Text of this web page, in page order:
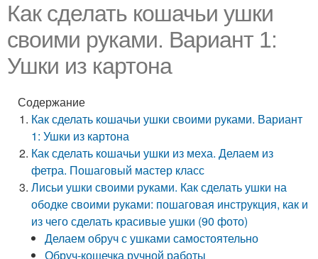
Как сделать кошачьи ушки
своими руками. Вариант 1:
Ушки из картона
Содержание
Как сделать кошачьи ушки своими руками. Вариант
1: Ушки из картона
Как сделать кошачьи ушки из меха. Делаем из
фетра. Пошаговый мастер класс
Лисьи ушки своими руками. Как сделать ушки на
ободке своими руками: пошаговая инструкция, как и
из чего сделать красивые ушки (90 фото)
Делаем обруч с ушками самостоятельно
Обруч-кошечка ручной работы